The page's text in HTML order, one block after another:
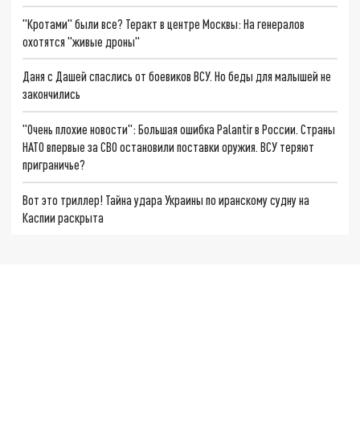
"Кротами" были все? Теракт в центре Москвы: На генералов
охотятся "живые дроны"
Даня с Дашей спаслись от боевиков ВСУ. Но беды для малышей не
закончились
"Очень плохие новости": Большая ошибка Palantir в России. Страны
НАТО впервые за СВО остановили поставки оружия. ВСУ теряют
приграничье?
Вот это триллер! Тайна удара Украины по иранскому судну на
Каспии раскрыта